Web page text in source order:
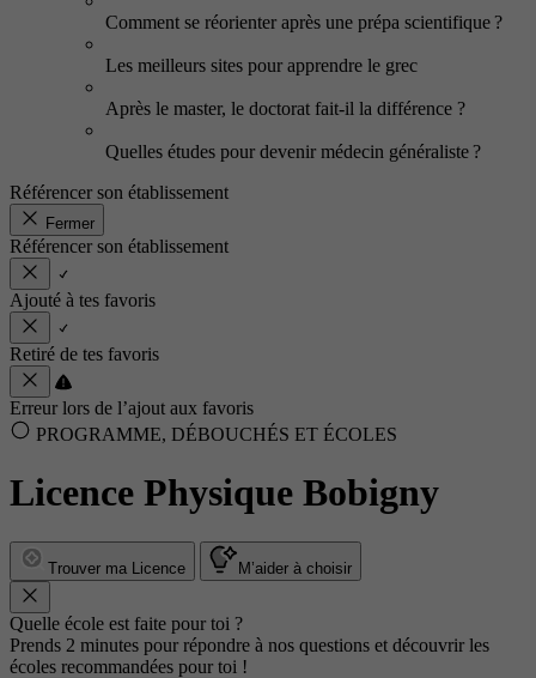
Comment se réorienter après une prépa scientifique ?
Les meilleurs sites pour apprendre le grec
Après le master, le doctorat fait-il la différence ?
Quelles études pour devenir médecin généraliste ?
Référencer son établissement
Fermer
Référencer son établissement
Ajouté à tes favoris
Retiré de tes favoris
Erreur lors de l’ajout aux favoris
PROGRAMME, DÉBOUCHÉS ET ÉCOLES
Licence Physique Bobigny
Trouver ma Licence M’aider à choisir
Quelle école est faite pour toi ?
Prends 2 minutes pour répondre à nos questions et découvrir les
écoles recommandées pour toi !